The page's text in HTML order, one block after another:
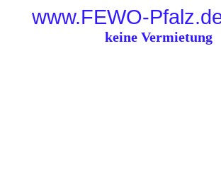
www.FEWO-
keine Vermietung